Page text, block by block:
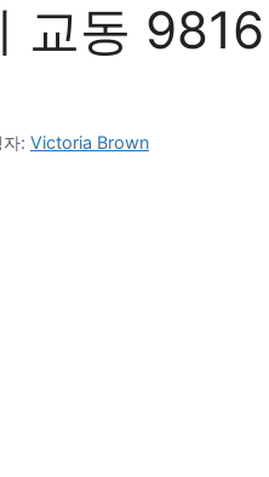
교동
자: Victoria Brown